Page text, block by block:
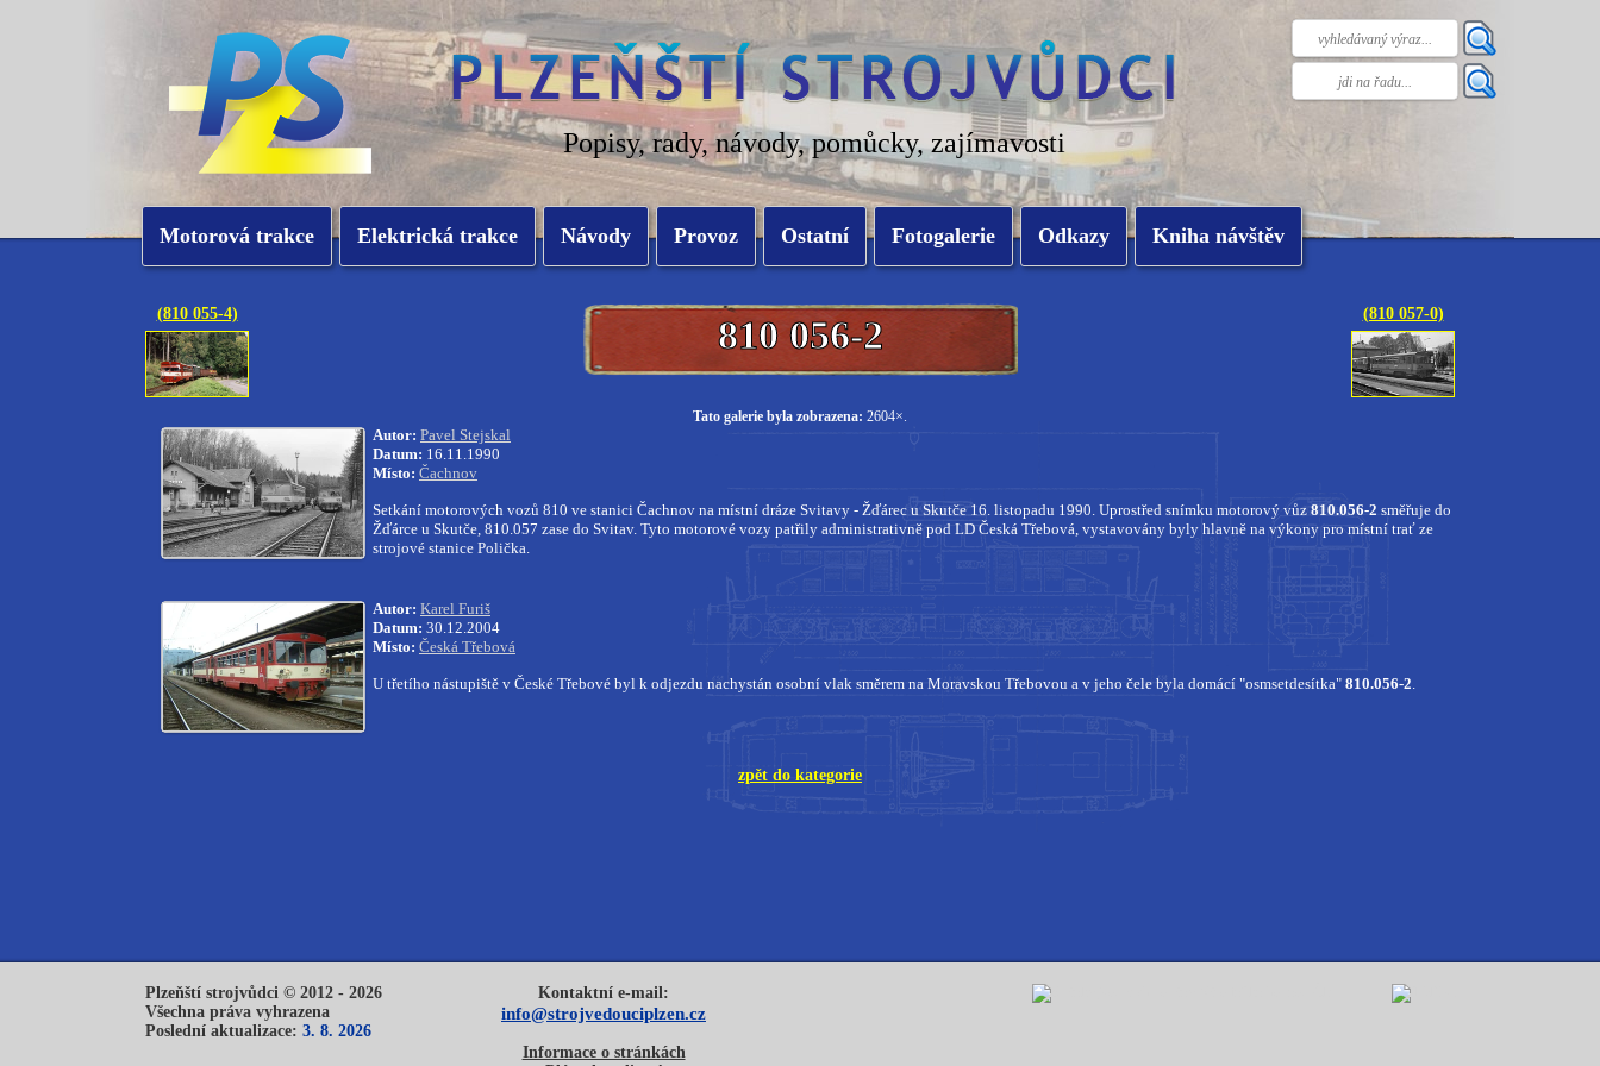
Popisy, rady, návody, pomůcky, zajímavosti
Motorová trakce Elektrická trakce Návody Provoz Ostatní Fotogalerie Odkazy Kniha návštěv
(810 055-4) (810 057-0)
810 056-2
Tato galerie byla zobrazena: 2604×.
Autor: Pavel Stejskal
Datum: 16.11.1990
Místo: Čachnov
Setkání motorových vozů 810 ve stanici Čachnov na místní dráze Svitavy - Žďárec u Skutče 16. listopadu 1990. Uprostřed snímku motorový vůz 810.056-2 směřuje do
Žďárce u Skutče, 810.057 zase do Svitav. Tyto motorové vozy patřily administrativně pod LD Česká Třebová, vystavovány byly hlavně na výkony pro místní trať ze
strojové stanice Polička.
Autor: Karel Furiš
Datum: 30.12.2004
Místo: Česká Třebová
U třetího nástupiště v České Třebové byl k odjezdu nachystán osobní vlak směrem na Moravskou Třebovou a v jeho čele byla domácí "osmsetdesítka" 810.056-2.
zpět do kategorie
Plzeňští strojvůdci © 2012 - 2026
Všechna práva vyhrazena
Poslední aktualizace: 3. 8. 2026
Kontaktní e-mail:
info@strojvedouciplzen.cz
Informace o stránkách